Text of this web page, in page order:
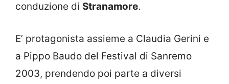
conduzione di Stranamore.
E’ protagonista assieme a Claudia Gerini e
a Pippo Baudo del Festival di Sanremo
2003, prendendo poi parte a diversi